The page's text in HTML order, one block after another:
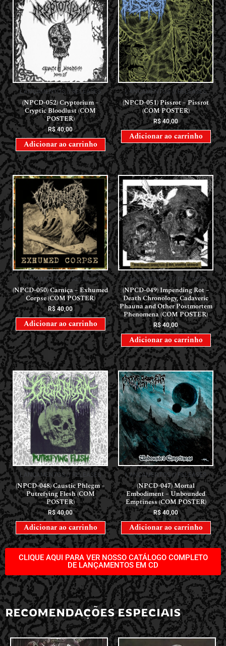
LANÇAMENTOS // RELEASES
(NPCD-052) Cryptorium –
Cryptic Bloodlust (COM
POSTER)
R$40,00
Adicionar ao carrinho
LANÇAMENTOS // RELEASES
(NPCD-051) Pissrot – Pissrot
(COM POSTER)
R$40,00
Adicionar ao carrinho
LANÇAMENTOS // RELEASES
(NPCD-050) Carniça – Exhumed
Corpse (COM POSTER)
R$40,00
Adicionar ao carrinho
LANÇAMENTOS // RELEASES
(NPCD-049) Impending Rot –
Death Chronology, Cadaveric
Phauna and Other Postmortem
Phenomena (COM POSTER)
R$40,00
Adicionar ao carrinho
LANÇAMENTOS // RELEASES
(NPCD-048) Caustic Phlegm –
Putrefying Flesh (COM
POSTER)
R$ 40,00
Adicionar ao carrinho
LANÇAMENTOS // RELEASES
(NPCD-047) Mortal
Embodiment – Unbounded
Emptiness (COM POSTER)
R$40,00
Adicionar ao carrinho
CLIQUE AQUI PARA VER NOSSO CATÁLOGO COMPLETO
DE LANÇAMENTOS EM CD
RECOMENDAÇÕES ESPECIAIS